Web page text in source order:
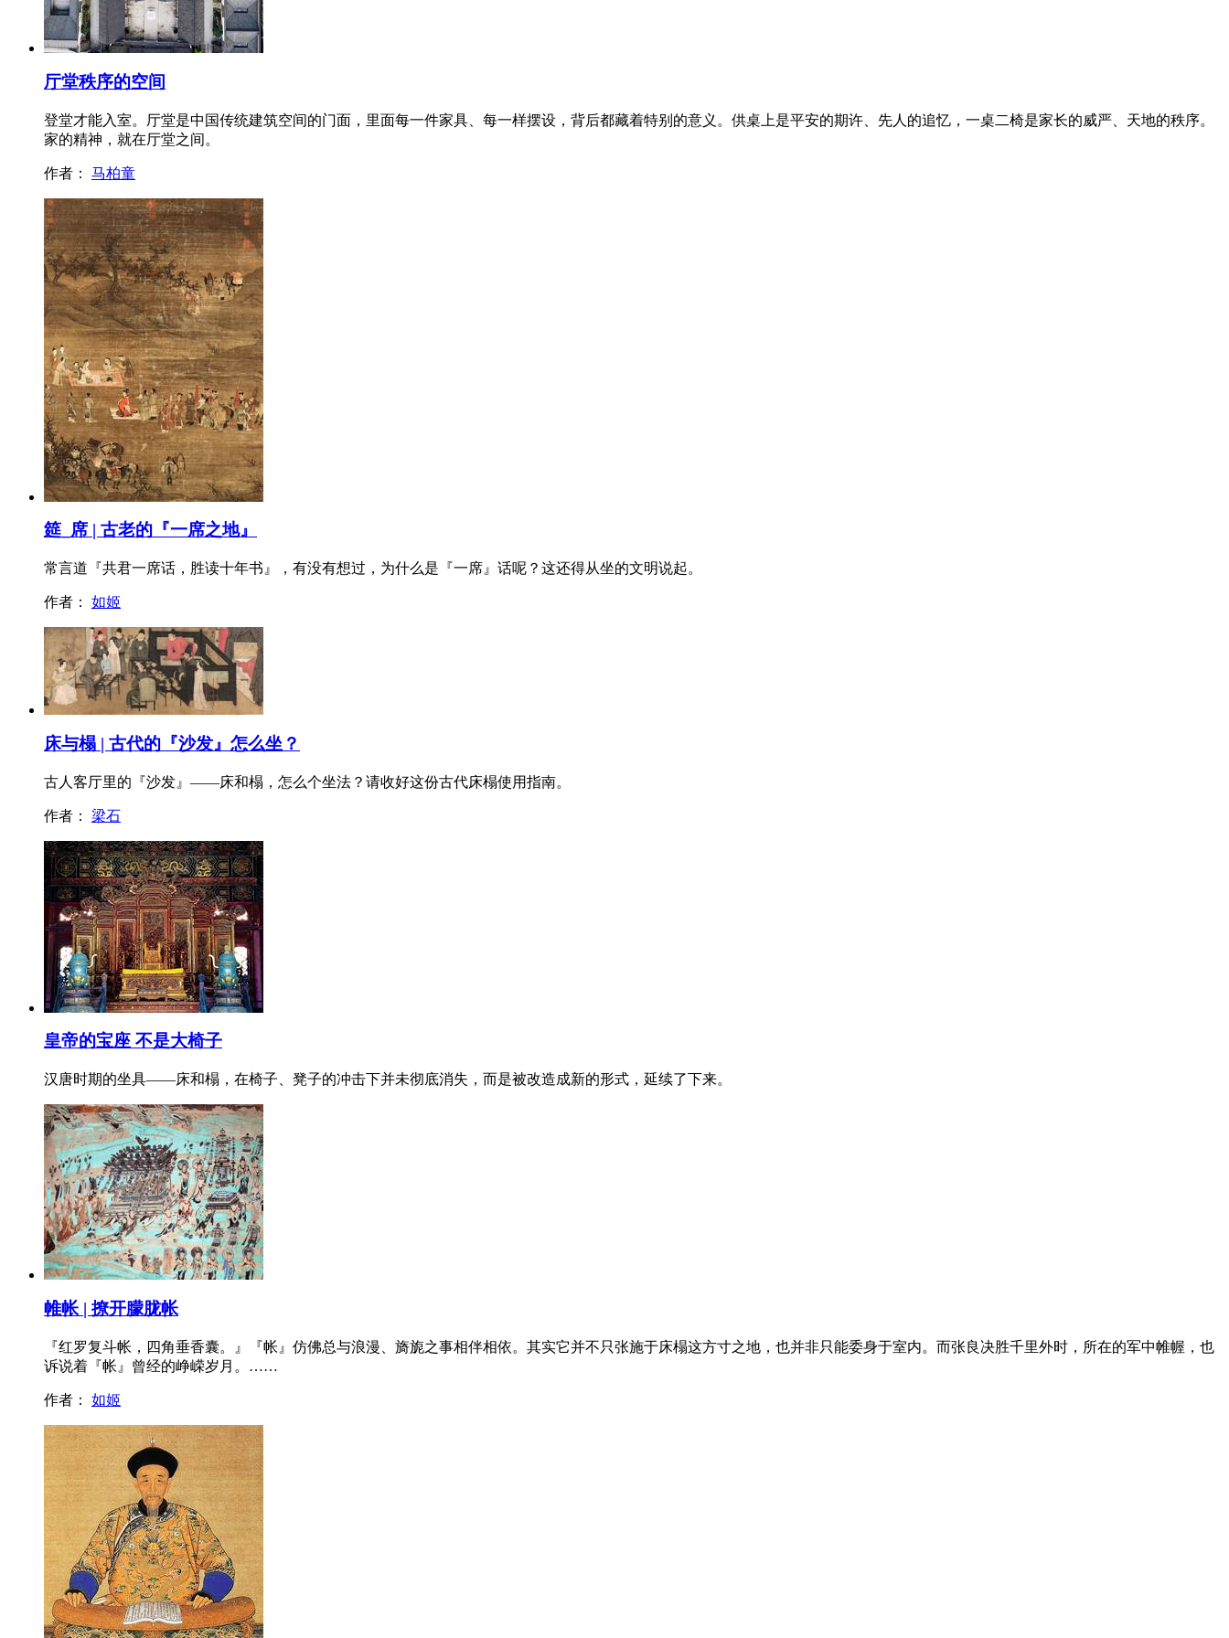
厅堂秩序的空间
登堂才能入室。厅堂是中国传统建筑空间的门面，里面每一件家具、每一样摆设，背后都藏着特别的意义。供桌上是平安的期许、先人的追忆，一桌二椅是家长的威严、天地的秩序。
家的精神，就在厅堂之间。
作者： 马柏童
筵_席 | 古老的『一席之地』
常言道『共君一席话，胜读十年书』，有没有想过，为什么是『一席』话呢？这还得从坐的文明说起。
作者： 如姬
床与榻 | 古代的『沙发』怎么坐？
古人客厅里的『沙发』——床和榻，怎么个坐法？请收好这份古代床榻使用指南。
作者： 梁石
皇帝的宝座 不是大椅子
汉唐时期的坐具——床和榻，在椅子、凳子的冲击下并未彻底消失，而是被改造成新的形式，延续了下来。
帷帐 | 撩开朦胧帐
『红罗复斗帐，四角垂香囊。』『帐』仿佛总与浪漫、旖旎之事相伴相依。其实它并不只张施于床榻这方寸之地，也并非只能委身于室内。而张良决胜千里外时，所在的军中帷幄，也
诉说着『帐』曾经的峥嵘岁月。……
作者： 如姬